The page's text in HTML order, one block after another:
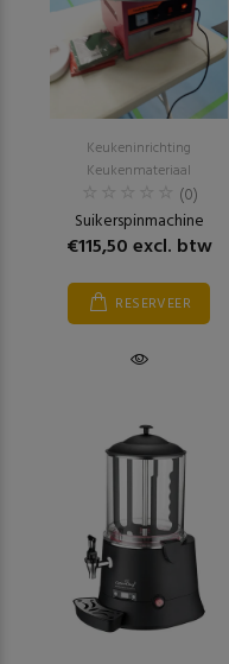
Keukeninrichting
Keukenmateriaal
(0)
Suikerspinmachine
€115,50 excl. btw
RESERVEER